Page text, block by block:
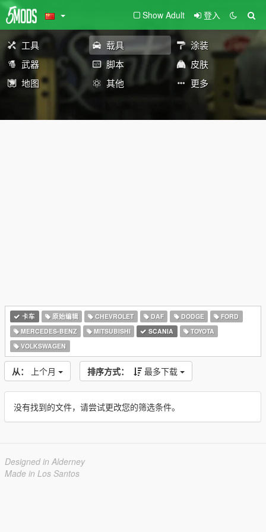
Show Adult 登入
工具 载具
涂装
武器
脚本
皮肤
地图
其他 更多
卡车 原始编辑 CHEVROLET DAF DODGE
FORD
MERCEDES-BENZ
MITSUBISHI SCANIA
TOYOTA
VOLKSWAGEN
从： 上个月 排序方式： 最多下载
没有找到的文件，请尝试更改您的筛选条件。
Designed in Alderney
Made in Los Santos